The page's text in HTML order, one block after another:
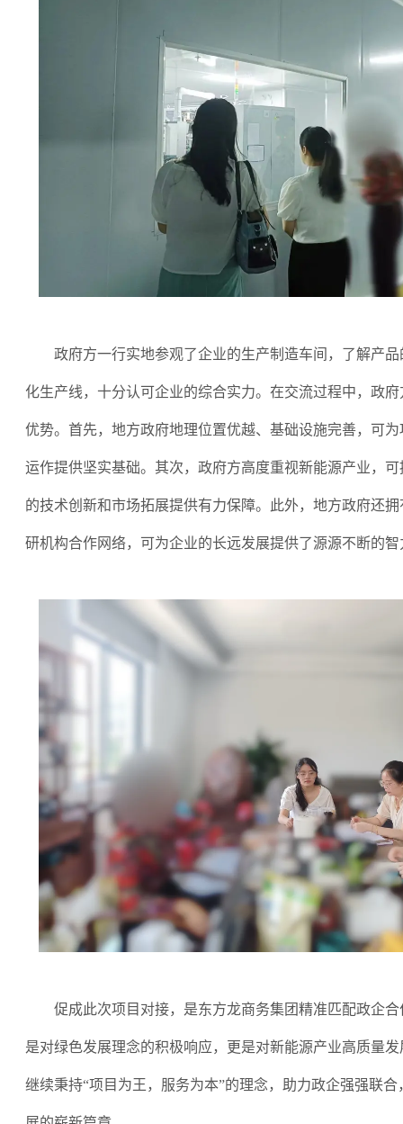
政府方一行实地参观了企业的生产制造车间，了解产品
化生产线，十分认可企业的综合实力。在交流过程中，政
优势。首先，地方政府地理位置优越、基础设施完善，可
运作提供坚实基础。其次，政府方高度重视新能源产业，
的技术创新和市场拓展提供有力保障。此外，地方政府还
研机构合作网络，可为企业的长远发展提供了源源不断的智
促成此次项目对接，是东方龙商务集团精准匹配政企合
是对绿色发展理念的积极响应，更是对新能源产业高质量
继续秉持“项目为王，服务为本”的理念，助力政企强强联